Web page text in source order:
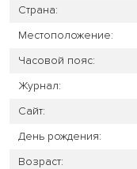
Страна:
Местоположение:
Часовой пояс:
Журнал:
Сайт:
День рождения:
Возраст: